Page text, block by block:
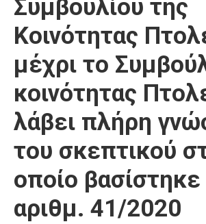
Συμβουλίου της
Κοινότητας
μέχρι το
κοινότητας
λάβει πλήρη
του σκεπτικού
οποίο
αριθμ. 41/2020